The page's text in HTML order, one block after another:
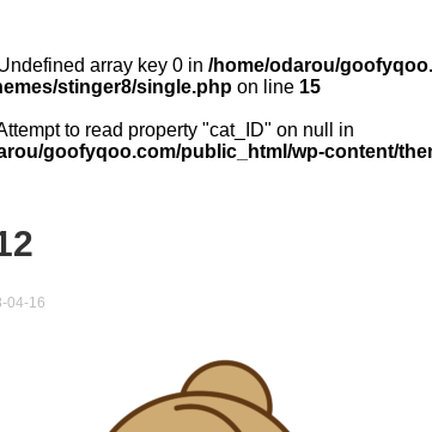
array key 0 in /home/odarou/
stinger8/single.php on line 15
to read property "cat_ID" on null in
goofyqoo.com/public_html/wp-content/
04-16